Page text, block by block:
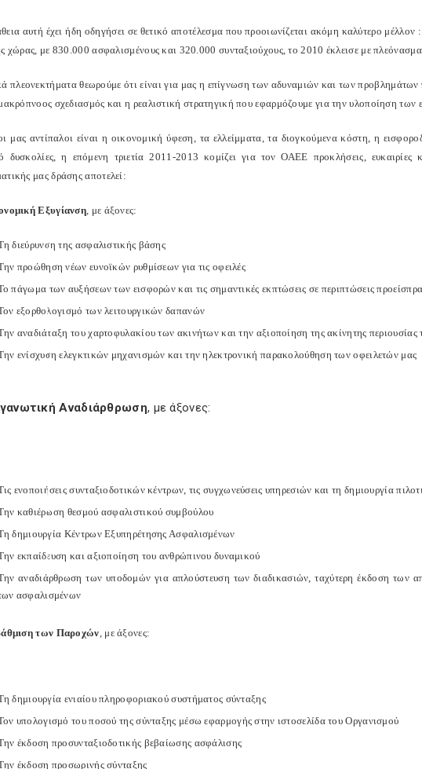
αυτή έχει ήδη οδηγήσει σε θετικό αποτέλεσμα που προοιωνίζεται ακόμη καλύτερο
χώρας, με 830.000 ασφαλισμένους και 320.000 συνταξιούχους, το 2010 έκλεισε με
πλεονεκτήματα θεωρούμε ότι είναι για μας η επίγνωση των αδυναμιών και των
σχεδιασμός και η ρεαλιστική στρατηγική που εφαρμόζουμε για την υλοποίηση των
μας αντίπαλοι είναι η οικονομική ύφεση, τα ελλείμματα, τα διογκούμενα κόστη, η
δυσκολίες, η επόμενη τριετία 2011-2013 κομίζει για τον ΟΑΕΕ προκλήσεις, ευκαιρίες
μας δράσης αποτελεί:
Εξυγίανση, με άξονες:
διεύρυνση της ασφαλιστικής βάσης
προώθηση νέων ευνοϊκών ρυθμίσεων για τις οφειλές
πάγωμα των αυξήσεων των εισφορών και τις σημαντικές εκπτώσεις σε περιπτώσεις
εξορθολογισμό των λειτουργικών δαπανών
αναδιάταξη του χαρτοφυλακίου των ακινήτων και την αξιοποίηση της ακίνητης
ενίσχυση ελεγκτικών μηχανισμών και την ηλεκτρονική παρακολούθηση των οφειλετών μας
Αναδιάρθρωση, με άξονες:
ενοποιήσεις συνταξιοδοτικών κέντρων, τις συγχωνεύσεις υπηρεσιών και τη δημιουργία
καθιέρωση θεσμού ασφαλιστικού συμβούλου
δημιουργία Κέντρων Εξυπηρέτησης Ασφαλισμένων
εκπαίδευση και αξιοποίηση του ανθρώπινου δυναμικού
αναδιάρθρωση των υποδομών για απλούστευση των διαδικασιών, ταχύτερη έκδοση των
ασφαλισμένων
των Παροχών, με άξονες:
δημιουργία ενιαίου πληροφοριακού συστήματος σύνταξης
υπολογισμό του ποσού της σύνταξης μέσω εφαρμογής στην ιστοσελίδα του Οργανισμού
έκδοση προσυνταξιοδοτικής βεβαίωσης ασφάλισης
έκδοση προσωρινής σύνταξης